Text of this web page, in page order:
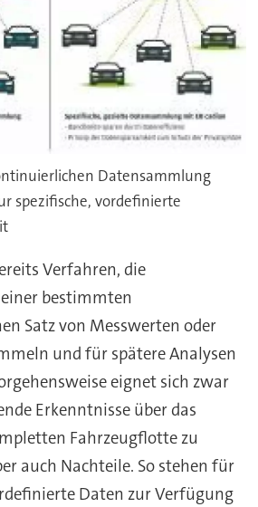
Datensammlung
spezifische, vordefinierte
Verfahren, die
bestimmten
Satz von Messwerten oder
und für spätere Analysen
eignet sich zwar
Erkenntnisse über das
Fahrzeugflotte zu
auch Nachteile. So stehen für
Daten zur Verfügung